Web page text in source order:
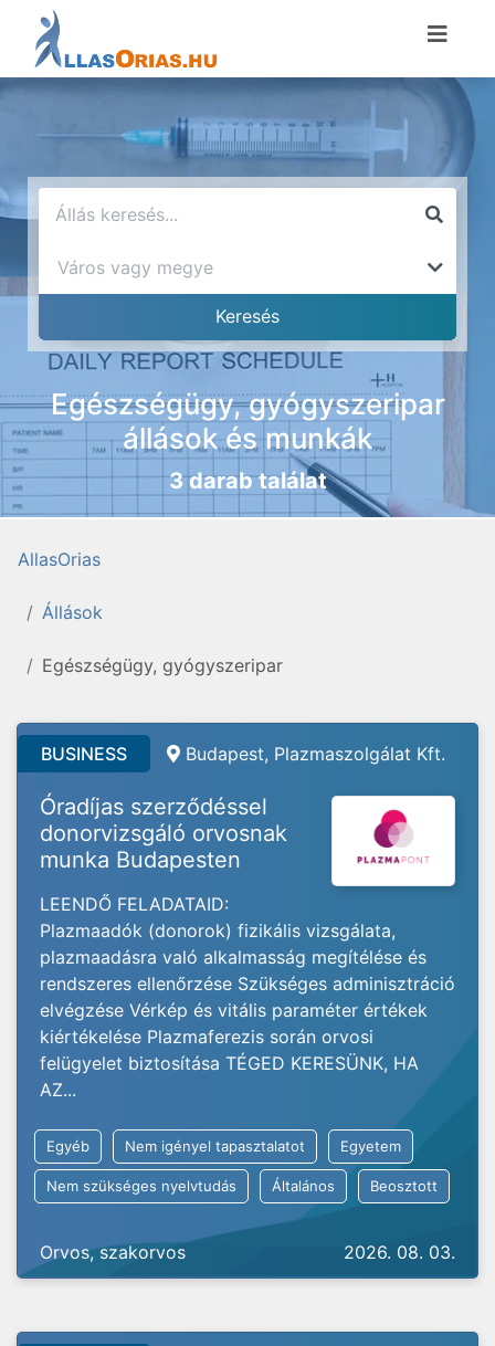
Egészségügy, gyógyszeripar
állások és munkák
3 darab találat
AllasOrias
Állások
Egészségügy, gyógyszeripar
BUSINESS Budapest, Plazmaszolgálat Kft.
Óradíjas szerződéssel
donorvizsgáló orvosnak
munka Budapesten
LEENDŐ FELADATAID:
Plazmaadók (donorok) fizikális vizsgálata,
plazmaadásra való alkalmasság megítélése és
rendszeres ellenőrzése Szükséges adminisztráció
elvégzése Vérkép és vitális paraméter értékek
kiértékelése Plazmaferezis során orvosi
felügyelet biztosítása TÉGED KERESÜNK, HA
AZ...
Egyéb Nem igényel tapasztalatot Egyetem
Nem szükséges nyelvtudás Általános Beosztott
Orvos, szakorvos 2026. 08. 03.